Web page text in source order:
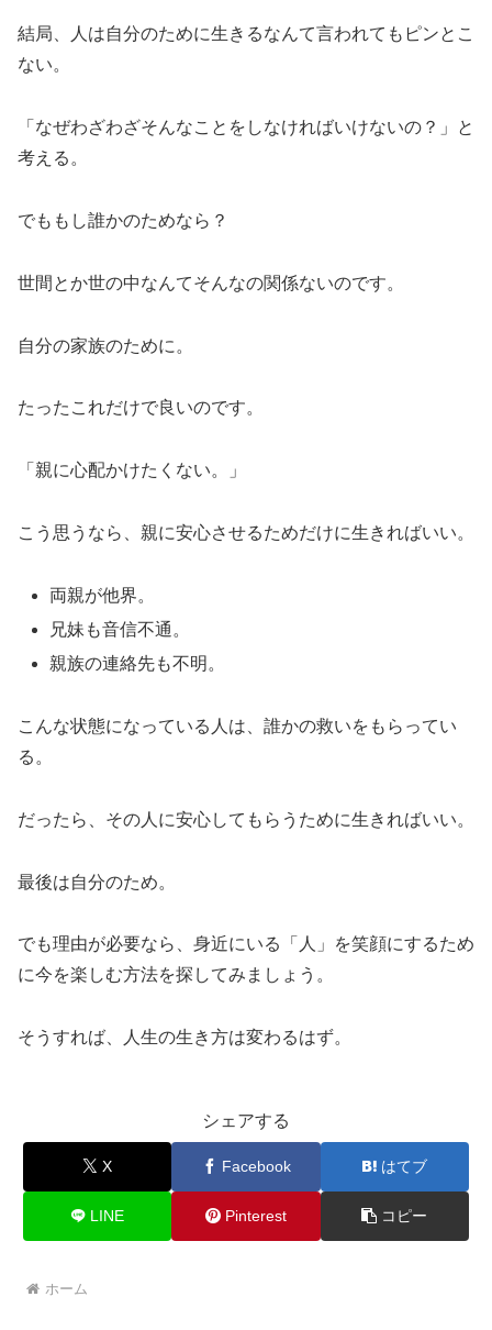
結局、人は自分のために生きるなんて言われてもピンとこ
ない。
「なぜわざわざそんなことをしなければいけないの？」と
考える。
でももし誰かのためなら？
世間とか世の中なんてそんなの関係ないのです。
自分の家族のために。
たったこれだけで良いのです。
「親に心配かけたくない。」
こう思うなら、親に安心させるためだけに生きればいい。
両親が他界。
兄妹も音信不通。
親族の連絡先も不明。
こんな状態になっている人は、誰かの救いをもらってい
る。
だったら、その人に安心してもらうために生きればいい。
最後は自分のため。
でも理由が必要なら、身近にいる「人」を笑顔にするため
に今を楽しむ方法を探してみましょう。
そうすれば、人生の生き方は変わるはず。
シェアする
X Facebook はてブ
LINE Pinterest コピー
ホーム